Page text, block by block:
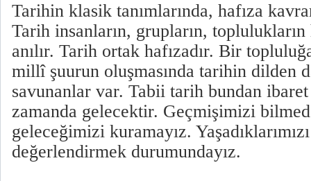
Tarihin klasik tanımlarında, hafıza
Tarih insanların, grupların, toplulukların
anılır. Tarih ortak hafızadır. Bir
millî şuurun oluşmasında tarihin dilden
savunanlar var. Tabii tarih bundan
zamanda gelecektir. Geçmişimizi
geleceğimizi kuramayız.
değerlendirmek durumundayız.